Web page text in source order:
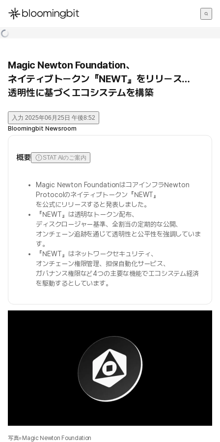
한국어
Magic Newton Foundation、
ネイティブトークン『NEWT』をリリース…
透明性に基づくエコシステムを構築
入力 2025年06月25日 午後8:52
Bloomingbit Newsroom
概要 STAT AIのご案内
Magic Newton FoundationはコアインフラNewton
Protocolのネイティブトークン『NEWT』
を公式にリリースすると発表しました。
『NEWT』は透明なトークン配布、
ディスクロージャー基準、全割当の定期的な公開、
オンチェーン追跡を通じて透明性と公平性を強調していま
す。
『NEWT』はネットワークセキュリティ、
オンチェーン権限管理、担保自動化サービス、
ガバナンス権限など4つの主要な機能でエコシステム経済
を駆動するとしています。
写真=Magic Newton Foundation